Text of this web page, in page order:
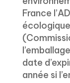
France
date
année si